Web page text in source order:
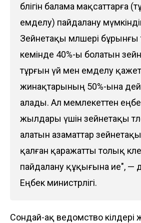
бөлігін балама мақсаттарға
емделу) пайдалану
Зейнетақы мөлшері
кемінде 40%-ы болатын
тұрғын үй мен емделу
жинақтарының 50%-ына
алады. Ал мемлекеттен
жылдары үшін зейнетақы
алатын азаматтар
қалған қаражатты толық
пайдалану құқығына ие", —
Еңбек министрлігі.
Сондай-ақ ведомство өкілдері